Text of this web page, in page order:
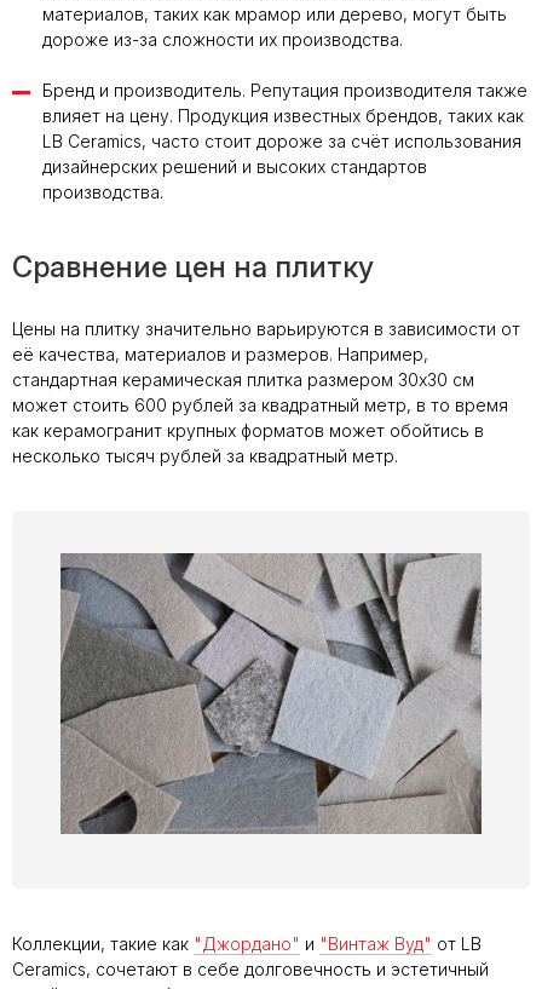
материалов, таких как мрамор или дерево, могут быть
дороже из-за сложности их производства.
Бренд и производитель. Репутация производителя также
влияет на цену. Продукция известных брендов, таких как
LB Ceramics, часто стоит дороже за счёт использования
дизайнерских решений и высоких стандартов
производства.
Сравнение цен на плитку
Цены на плитку значительно варьируются в зависимости от
её качества, материалов и размеров. Например,
стандартная керамическая плитка размером 30х30 см
может стоить 600 рублей за квадратный метр, в то время
как керамогранит крупных форматов может обойтись в
несколько тысяч рублей за квадратный метр.
Коллекции, такие как "Джордано" и "Винтаж Вуд" от LB
Ceramics, сочетают в себе долговечность и эстетичный